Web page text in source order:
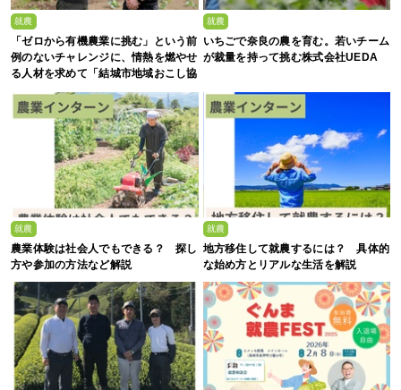
就農
「ゼロから有機農業に挑む」という前
例のないチャレンジに、情熱を燃やせ
る人材を求めて「結城市地域おこし協
力隊募集」
就農
いちごで奈良の農を育む。若いチーム
が裁量を持って挑む株式会社UEDA
就農
農業体験は社会人でもできる？ 探し
方や参加の方法など解説
就農
地方移住して就農するには？ 具体的
な始め方とリアルな生活を解説